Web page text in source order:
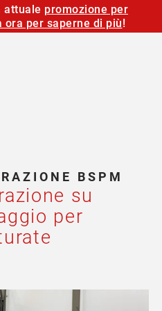
attuale promozione per
ora per saperne di più!
BSPM
su
per
IT